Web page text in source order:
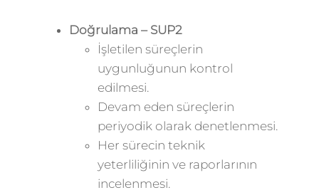
Doğrulama – SUP2
İşletilen süreçlerin
uygunluğunun kontrol
edilmesi.
Devam eden süreçlerin
periyodik olarak denetlenmesi.
Her sürecin teknik
yeterliliğinin ve raporlarının
incelenmesi.